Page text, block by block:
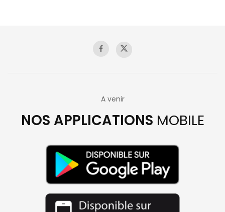
A venir
NOS APPLICATIONS MOBILE